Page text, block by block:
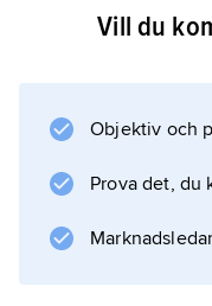
ofta skadade
eller förberett
mynten
Vill du
Objektiv och
Prova det, du